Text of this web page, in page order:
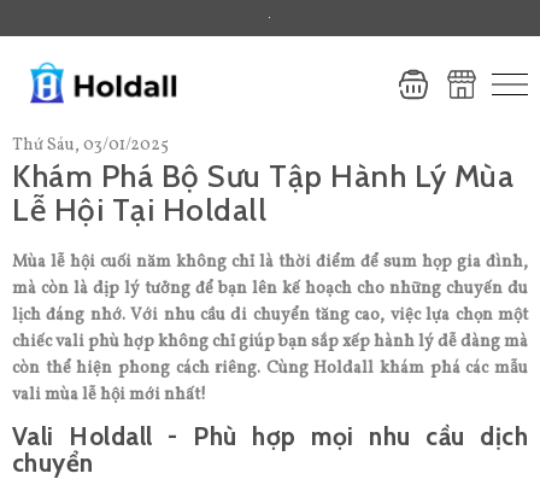
Thứ Sáu, 03/01/2025
Khám Phá Bộ Sưu Tập Hành Lý Mùa
Lễ Hội Tại Holdall
Mùa lễ hội cuối năm không chỉ là thời điểm để sum họp gia đình,
mà còn là dịp lý tưởng để bạn lên kế hoạch cho những chuyến du
lịch đáng nhớ. Với nhu cầu di chuyển tăng cao, việc lựa chọn một
chiếc vali phù hợp không chỉ giúp bạn sắp xếp hành lý dễ dàng mà
còn thể hiện phong cách riêng. Cùng Holdall khám phá các mẫu
vali mùa lễ hội mới nhất!
Vali Holdall - Phù hợp mọi nhu cầu dịch
chuyển